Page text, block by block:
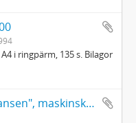
i ringpärm, 135 s. Bilagor
August Strindberg: "Dödsdansen", maskinskrivet manus för uppsättning regisserad av Lars Norén, Dramaten, 1993